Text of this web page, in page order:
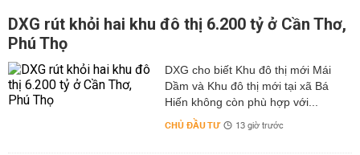
DXG rút khỏi hai khu đô thị 6.200 tỷ ở Cần Thơ,
Phú Thọ
DXG cho biết Khu đô thị mới Mái
Dầm và Khu đô thị mới tại xã Bá
Hiến không còn phù hợp với...
CHỦ ĐẦU TƯ 13 giờ trước